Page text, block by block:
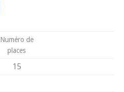
Numéro de
places
15